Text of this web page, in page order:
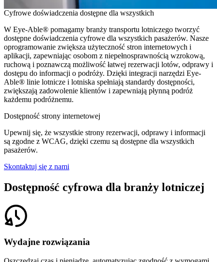
Cyfrowe doświadczenia dostępne dla wszystkich
W Eye-Able® pomagamy branży transportu lotniczego tworzyć
dostępne doświadczenia cyfrowe dla wszystkich pasażerów. Nasze
oprogramowanie zwiększa użyteczność stron internetowych i
aplikacji, zapewniając osobom z niepełnosprawnością wzrokową,
ruchową i poznawczą możliwość łatwej rezerwacji lotów, odprawy i
dostępu do informacji o podróży. Dzięki integracji narzędzi Eye-
Able® linie lotnicze i lotniska spełniają standardy dostępności,
zwiększają zadowolenie klientów i zapewniają płynną podróż
każdemu podróżnemu.
Dostępność strony internetowej
Upewnij się, że wszystkie strony rezerwacji, odprawy i informacji
są zgodne z WCAG, dzięki czemu są dostępne dla wszystkich
pasażerów.
Skontaktuj się z nami
Dostępność cyfrowa dla branży lotniczej
Wydajne rozwiązania